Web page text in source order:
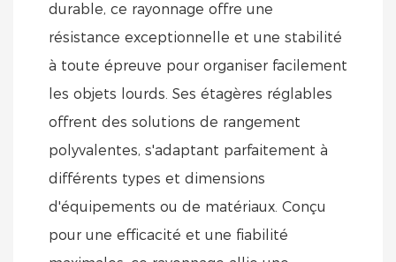
durable, ce rayonnage offre une
résistance exceptionnelle et une stabilité
à toute épreuve pour organiser facilement
les objets lourds. Ses étagères réglables
offrent des solutions de rangement
polyvalentes, s'adaptant parfaitement à
différents types et dimensions
d'équipements ou de matériaux. Conçu
pour une efficacité et une fiabilité